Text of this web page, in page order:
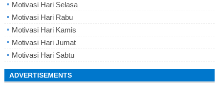
Motivasi Hari Selasa
Motivasi Hari Rabu
Motivasi Hari Kamis
Motivasi Hari Jumat
Motivasi Hari Sabtu
ADVERTISEMENTS